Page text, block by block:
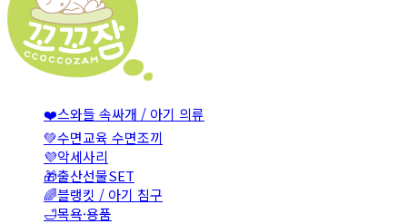
❤️스와들 속싸개 / 아기 의류
💚수면교육 수면조끼
💜악세사리
🎁출산선물SET
🌈블랭킷 / 아기 침구
🛁목욕·용품